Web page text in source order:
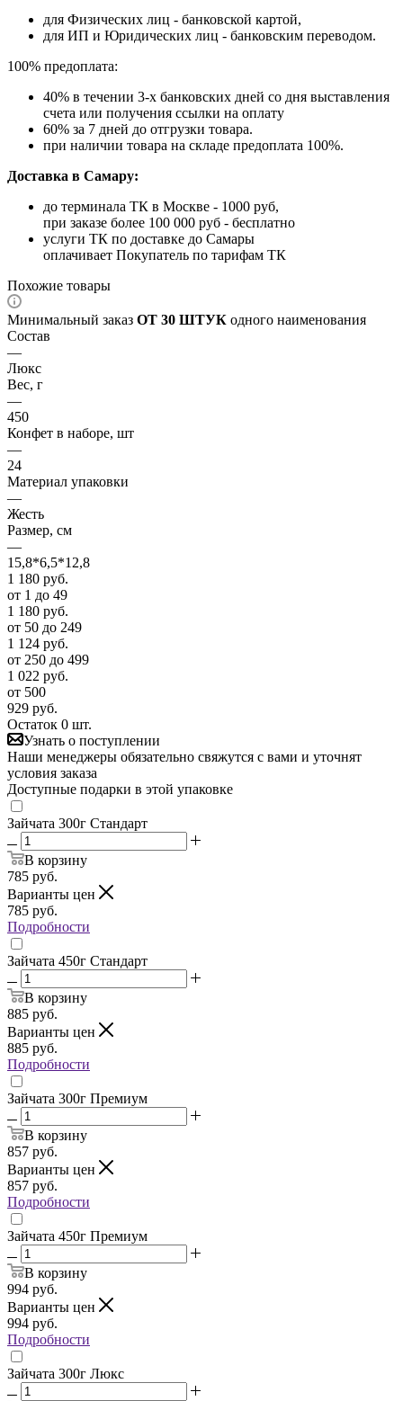
для Физических лиц - банковской картой,
для ИП и Юридических лиц - банковским переводом.
100% предоплата:
40% в течении 3-х банковских дней со дня выставления
счета или получения ссылки на оплату
60% за 7 дней до отгрузки товара.
при наличии товара на складе предоплата 100%.
Доставка в Самару:
до терминала ТК в Москве - 1000 руб,
при заказе более 100 000 руб - бесплатно
услуги ТК по доставке до Самары
оплачивает Покупатель по тарифам ТК
Похожие товары
Минимальный заказ ОТ 30 ШТУК одного наименования
Состав
—
Люкс
Вес, г
—
450
Конфет в наборе, шт
—
24
Материал упаковки
—
Жесть
Размер, см
—
15,8*6,5*12,8
1 180 руб.
от 1 до 49
1 180 руб.
от 50 до 249
1 124 руб.
от 250 до 499
1 022 руб.
от 500
929 руб.
Остаток 0 шт.
Узнать о поступлении
Наши менеджеры обязательно свяжутся с вами и уточнят
условия заказа
Доступные подарки в этой упаковке
Зайчата 300г Стандарт
В корзину
785 руб.
Варианты цен
785 руб.
Подробности
Зайчата 450г Стандарт
В корзину
885 руб.
Варианты цен
885 руб.
Подробности
Зайчата 300г Премиум
В корзину
857 руб.
Варианты цен
857 руб.
Подробности
Зайчата 450г Премиум
В корзину
994 руб.
Варианты цен
994 руб.
Подробности
Зайчата 300г Люкс